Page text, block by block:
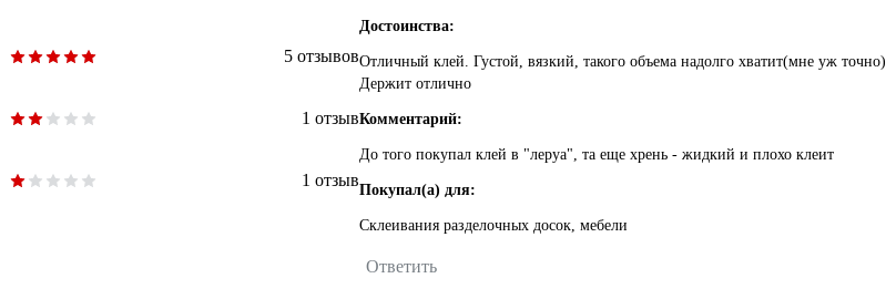
5 отзывов
1 отзыв
1 отзыв
Достоинства:
Отличный клей. Густой, вязкий, такого объема надолго хватит(мне уж точно)
Держит отлично
Комментарий:
До того покупал клей в "леруа", та еще хрень - жидкий и плохо клеит
Покупал(а) для:
Склеивания разделочных досок, мебели
Ответить